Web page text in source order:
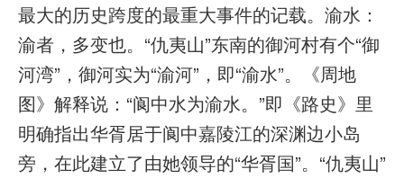
最大的历史跨度的最重大事件的记载。渝水：
渝者，多变也。“仇夷山”东南的御河村有个“御
河湾”，御河实为“渝河”，即“渝水”。《周地
图》解释说：“阆中水为渝水。”即《路史》里
明确指出华胥居于阆中嘉陵江的深渊边小岛
旁，在此建立了由她领导的“华胥国”。“仇夷山”